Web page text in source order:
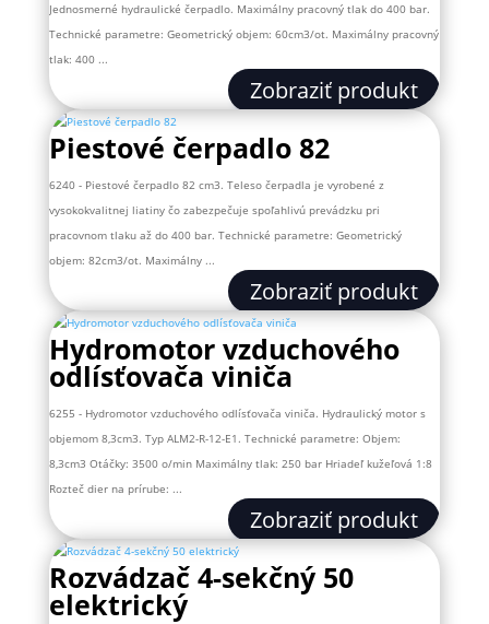
Jednosmerné hydraulické čerpadlo. Maximálny pracovný tlak do 400 bar.
Technické parametre: Geometrický objem: 60cm3/ot. Maximálny pracovný
tlak: 400 ...
Zobraziť produkt
Piestové čerpadlo 82
6240 - Piestové čerpadlo 82 cm3. Teleso čerpadla je vyrobené z
vysokokvalitnej liatiny čo zabezpečuje spoľahlivú prevádzku pri
pracovnom tlaku až do 400 bar. Technické parametre: Geometrický
objem: 82cm3/ot. Maximálny ...
Zobraziť produkt
Hydromotor vzduchového
odlísťovača viniča
6255 - Hydromotor vzduchového odlísťovača viniča. Hydraulický motor s
objemom 8,3cm3. Typ ALM2-R-12-E1. Technické parametre: Objem:
8,3cm3 Otáčky: 3500 o/min Maximálny tlak: 250 bar Hriadeľ kužeľová 1:8
Rozteč dier na prírube: ...
Zobraziť produkt
Rozvádzač 4-sekčný 50
elektrický